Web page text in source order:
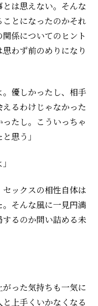
は思えない。そんな
とになったのか――それ
係についてのヒント
思わず前のめりになり
。優しかったし、相手
るわけじゃなかった
たし。こういっちゃ
思う」
ックスの相性自体は
そんな風に一見円満
るのか――問い詰める未
った気持ちも一気に
上手くいかなくなる